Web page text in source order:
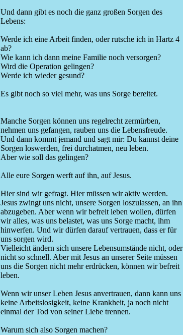
Und dann gibt es noch die ganz großen Sorgen des
Lebens:
Werde ich eine Arbeit finden, oder rutsche ich in Hartz 4
ab?
Wie kann ich dann meine Familie noch versorgen?
Wird die Operation gelingen?
Werde ich wieder gesund?
Es gibt noch so viel mehr, was uns Sorge bereitet.
Manche Sorgen können uns regelrecht zermürben,
nehmen uns gefangen, rauben uns die Lebensfreude.
Und dann kommt jemand und sagt mir: Du kannst deine
Sorgen loswerden, frei durchatmen, neu leben.
Aber wie soll das gelingen?
Alle eure Sorgen werft auf ihn, auf Jesus.
Hier sind wir gefragt. Hier müssen wir aktiv werden.
Jesus zwingt uns nicht, unsere Sorgen loszulassen, an ihn
abzugeben. Aber wenn wir befreit leben wollen, dürfen
wir alles, was uns belastet, was uns Sorge macht, ihm
hinwerfen. Und wir dürfen darauf vertrauen, dass er für
uns sorgen wird.
Vielleicht ändern sich unsere Lebensumstände nicht, oder
nicht so schnell. Aber mit Jesus an unserer Seite müssen
uns die Sorgen nicht mehr erdrücken, können wir befreit
leben.
Wenn wir unser Leben Jesus anvertrauen, dann kann uns
keine Arbeitslosigkeit, keine Krankheit, ja noch nicht
einmal der Tod von seiner Liebe trennen.
Warum sich also Sorgen machen?